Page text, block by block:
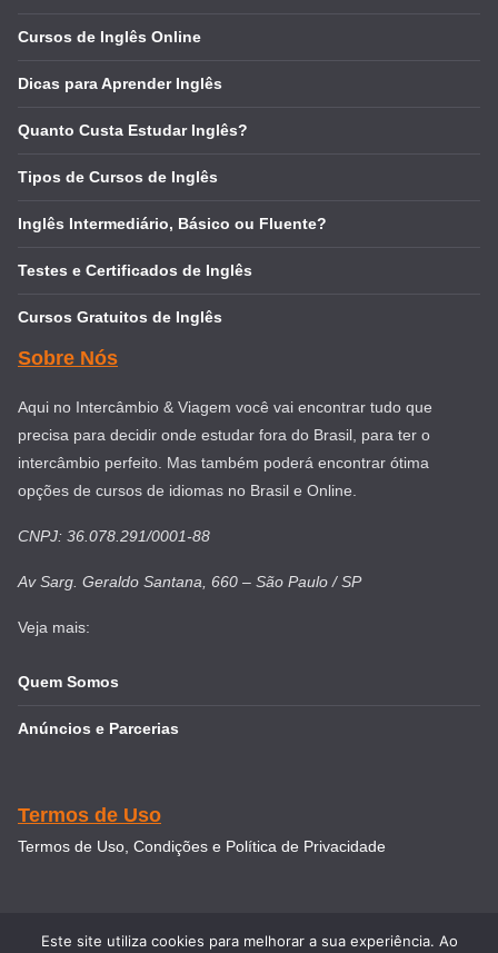
Cursos de Inglês Online
Dicas para Aprender Inglês
Quanto Custa Estudar Inglês?
Tipos de Cursos de Inglês
Inglês Intermediário, Básico ou Fluente?
Testes e Certificados de Inglês
Cursos Gratuitos de Inglês
Sobre Nós
Aqui no Intercâmbio & Viagem você vai encontrar tudo que
precisa para decidir onde estudar fora do Brasil, para ter o
intercâmbio perfeito. Mas também poderá encontrar ótima
opções de cursos de idiomas no Brasil e Online.
CNPJ: 36.078.291/0001-88
Av Sarg. Geraldo Santana, 660 – São Paulo / SP
Veja mais:
Quem Somos
Anúncios e Parcerias
Termos de Uso
Termos de Uso, Condições e Política de Privacidade
Este site utiliza cookies para melhorar a sua experiência. Ao